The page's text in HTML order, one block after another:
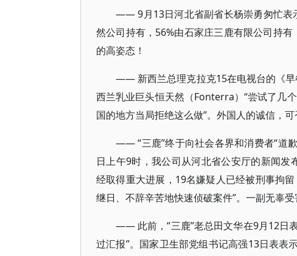
―― 9月13日河北省副省长杨崇勇匆忙表
然公司持有，56%由石家庄三鹿有限公司持
的高姿态！
―― 新西兰总理克拉克15在电视台的《早
西兰乳业巨头恒天然（Fonterra）“尝试了几
国的地方当局拒绝这么做”。外国人的诚信，可
―― “三鹿”终于向社会各界和消费者“道
日上午9时，我公司从河北省公安厅的新闻
经取得重大进展，19名嫌疑人已经被刑事拘
继日、不辞辛苦地快速侦破案件”。一副无辜受
―― 此前，“三鹿”老总田文华在9月12日
过汇报”。国家卫生部党组书记高强13日表表